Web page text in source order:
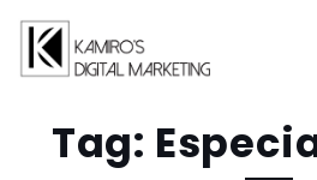
Tag: